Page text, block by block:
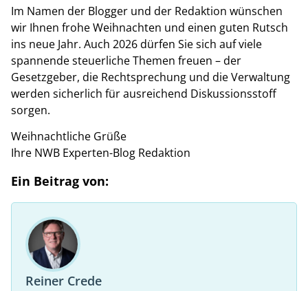
Im Namen der Blogger und der Redaktion wünschen
wir Ihnen frohe Weihnachten und einen guten Rutsch
ins neue Jahr. Auch 2026 dürfen Sie sich auf viele
spannende steuerliche Themen freuen – der
Gesetzgeber, die Rechtsprechung und die Verwaltung
werden sicherlich für ausreichend Diskussionsstoff
sorgen.
Weihnachtliche Grüße
Ihre NWB Experten-Blog Redaktion
Ein Beitrag von:
Reiner Crede